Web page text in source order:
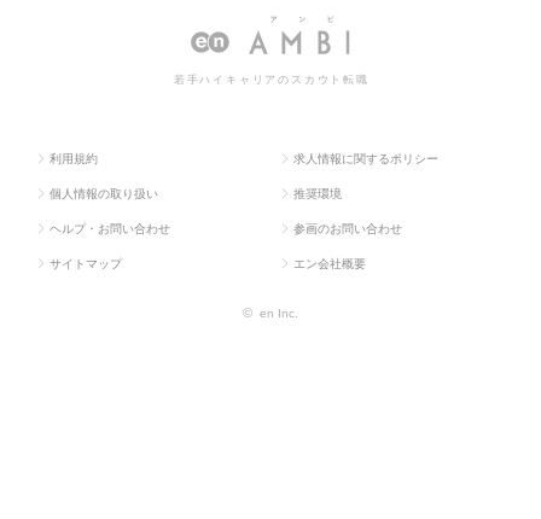
企画系 報一覧
若手ハイキャリアのスカウト転職
利用規約 求人情報に関するポリシー
個人情報の取り扱い 推奨環境
ヘルプ・お問い合わせ 参画のお問い合わせ
サイトマップ エン会社概要
© en Inc.